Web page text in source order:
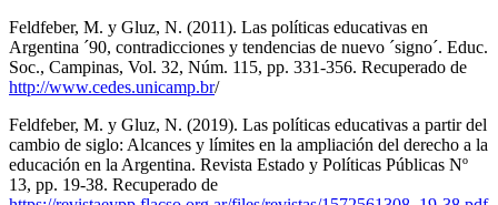
Feldfeber, M. y Gluz, N. (2011). Las políticas educativas en
Argentina ´90, contradicciones y tendencias de nuevo ´signo´. Educ.
Soc., Campinas, Vol. 32, Núm. 115, pp. 331-356. Recuperado de
http://www.cedes.unicamp.br/
Feldfeber, M. y Gluz, N. (2019). Las políticas educativas a partir del
cambio de siglo: Alcances y límites en la ampliación del derecho a la
educación en la Argentina. Revista Estado y Políticas Públicas Nº
13, pp. 19-38. Recuperado de